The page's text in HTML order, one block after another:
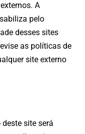
A
pelo
desses sites
as políticas de
site externo
site será